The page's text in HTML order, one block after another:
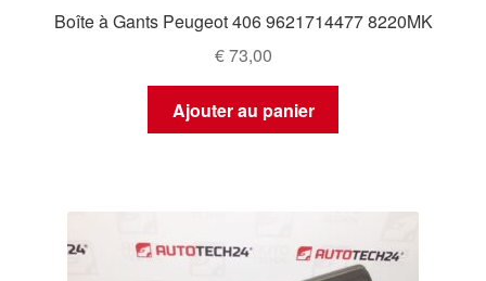
Boîte à Gants Peugeot 406 9621714477 8220MK
€73,00
Ajouter au panier